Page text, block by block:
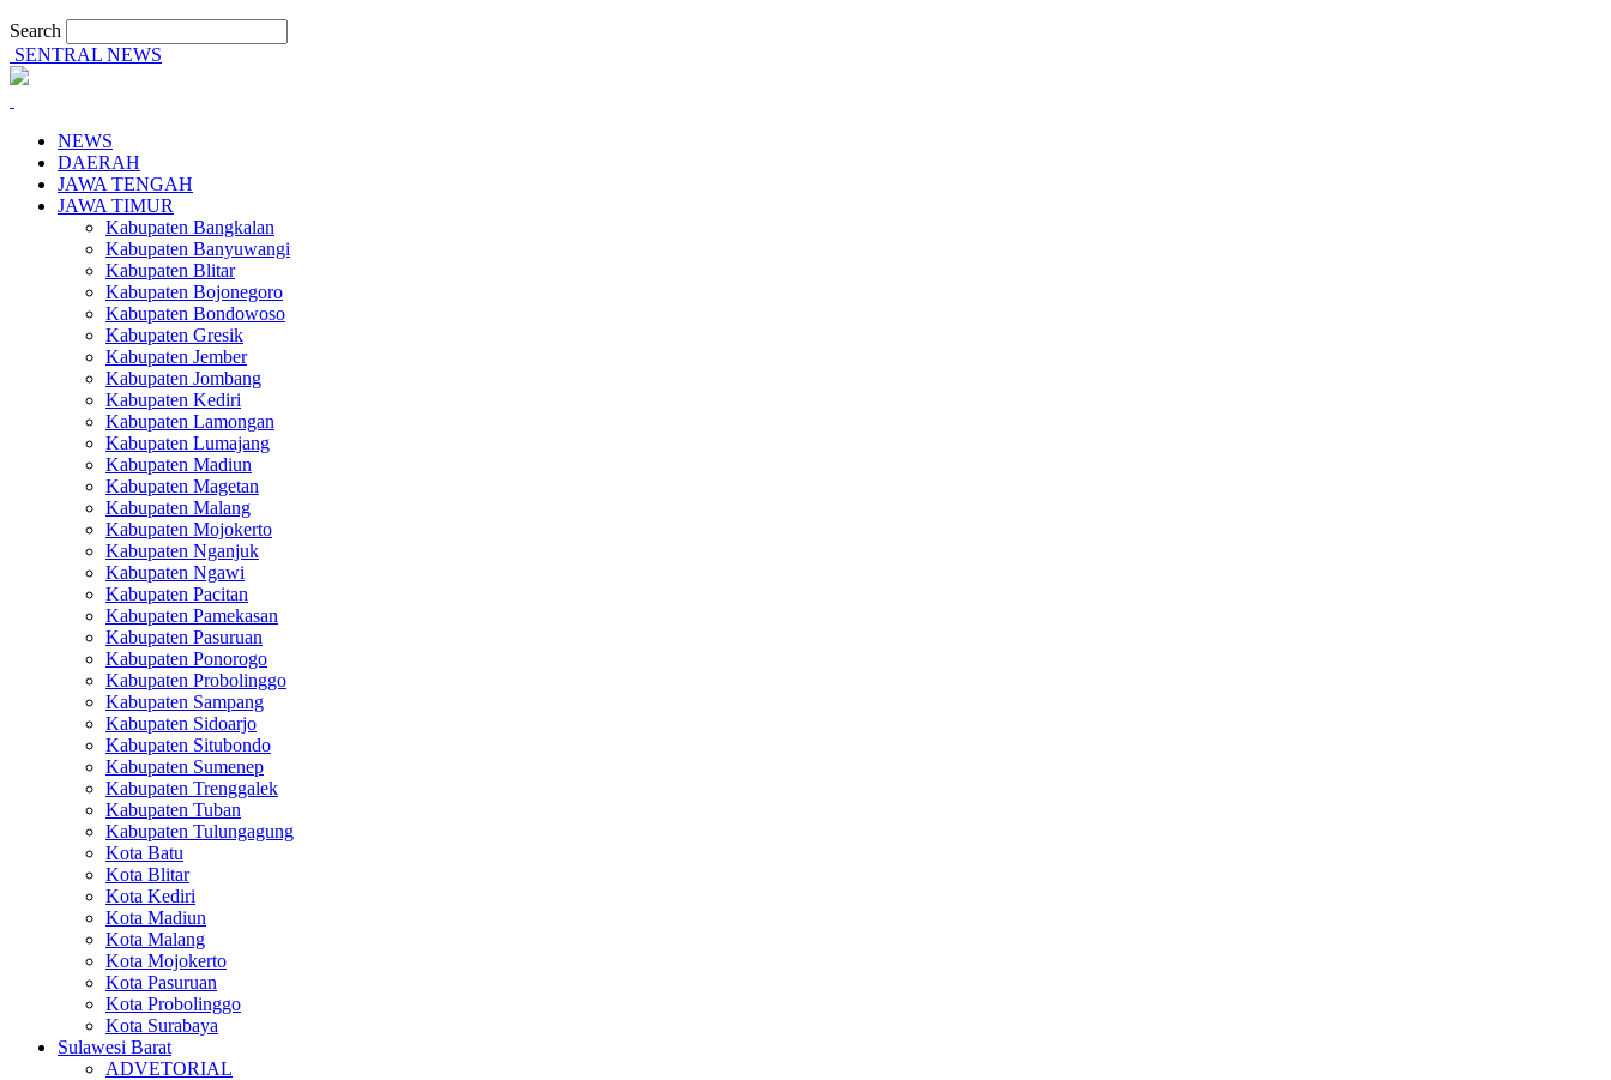
Search
SENTRAL NEWS
NEWS
DAERAH
JAWA TENGAH
JAWA TIMUR
Kabupaten Bangkalan
Kabupaten Banyuwangi
Kabupaten Blitar
Kabupaten Bojonegoro
Kabupaten Bondowoso
Kabupaten Gresik
Kabupaten Jember
Kabupaten Jombang
Kabupaten Kediri
Kabupaten Lamongan
Kabupaten Lumajang
Kabupaten Madiun
Kabupaten Magetan
Kabupaten Malang
Kabupaten Mojokerto
Kabupaten Nganjuk
Kabupaten Ngawi
Kabupaten Pacitan
Kabupaten Pamekasan
Kabupaten Pasuruan
Kabupaten Ponorogo
Kabupaten Probolinggo
Kabupaten Sampang
Kabupaten Sidoarjo
Kabupaten Situbondo
Kabupaten Sumenep
Kabupaten Trenggalek
Kabupaten Tuban
Kabupaten Tulungagung
Kota Batu
Kota Blitar
Kota Kediri
Kota Madiun
Kota Malang
Kota Mojokerto
Kota Pasuruan
Kota Probolinggo
Kota Surabaya
Sulawesi Barat
ADVETORIAL